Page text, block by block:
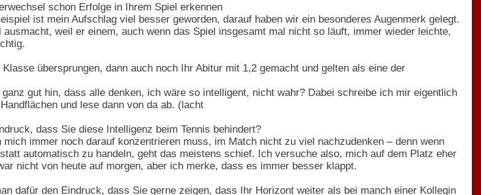
schon Erfolge in Ihrem Spiel erkennen
ist mein Aufschlag viel besser geworden, darauf haben wir ein besonderes Augenmerk gelegt.
weil er einem, auch wenn das Spiel insgesamt mal nicht so läuft, immer wieder leichte,
übersprungen, dann auch noch Ihr Abitur mit 1,2 gemacht und gelten als eine der
gut hin, dass alle denken, ich wäre so intelligent, nicht wahr? Dabei schreibe ich mir eigentlich
und lese dann von da ab. (lacht
dass Sie diese Intelligenz beim Tennis behindert?
immer noch darauf konzentrieren muss, im Match nicht zu viel nachzudenken – denn wenn
automatisch zu handeln, geht das meistens schief. Ich versuche also, mich auf dem Platz eher
nicht von heute auf morgen, aber ich merke, dass es immer besser klappt.
dafür den Eindruck, dass Sie gerne zeigen, dass Ihr Horizont weiter als bei manch einer Kollegin